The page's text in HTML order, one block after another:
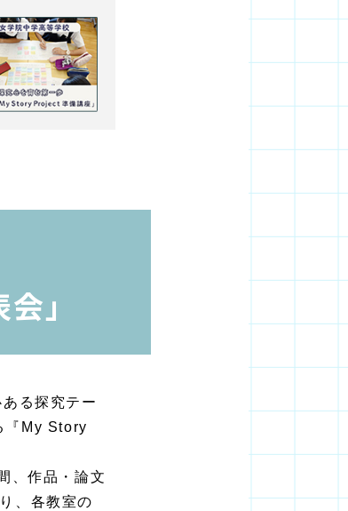
」
る探究テー
『My Story
、作品・論文
、各教室の